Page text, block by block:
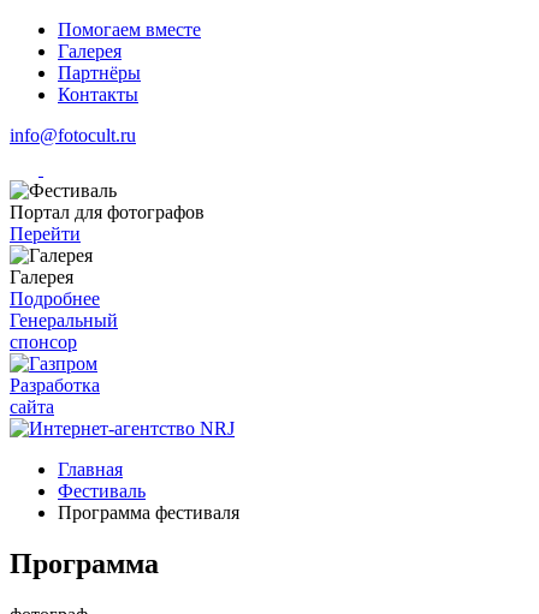
Помогаем вместе
Галерея
Партнёры
Контакты
info@fotocult.ru
Портал для фотографов
Перейти
Галерея
Подробнее
Генеральный
спонсор
Разработка
сайта
Главная
Фестиваль
Программа фестиваля
Программа